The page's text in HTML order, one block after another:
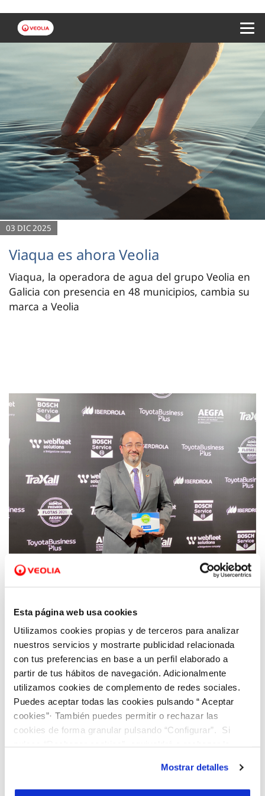
Esta página web usa cookies
Utilizamos cookies propias y de terceros para analizar
nuestros servicios y mostrarte publicidad relacionada
con tus preferencias en base a un perfil elaborado a
partir de tus hábitos de navegación. Adicionalmente
utilizamos cookies de complemento de redes sociales.
Puedes aceptar todas las cookies pulsando “ Aceptar
cookies”· También puedes permitir o rechazar las
cookies de forma granular pulsando “Configurar”. Si
son indispensables para que el sitio web funcione y que
por tanto no se pueden desactivar. Puedes consultar
Mostrar detalles
03 DIC 2025
Viaqua es ahora Veolia
Viaqua, la operadora de agua del grupo Veolia en
Galicia con presencia en 48 municipios, cambia su
marca a Veolia
24 NOV 2021
Viaqua es reconocida a nivel nacional por su